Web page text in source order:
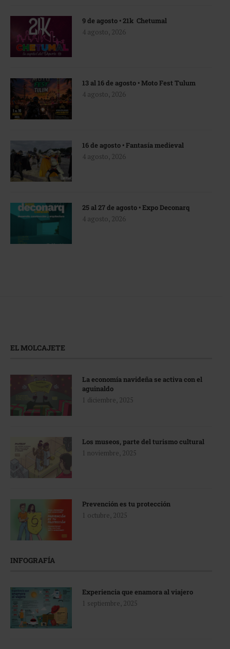
9 de agosto • 21k Chetumal
4 agosto, 2026
13 al 16 de agosto • Moto Fest Tulum
4 agosto, 2026
16 de agosto • Fantasía medieval
4 agosto, 2026
25 al 27 de agosto • Expo Deconarq
4 agosto, 2026
EL MOLCAJETE
La economía navideña se activa con el
aguinaldo
1 diciembre, 2025
Los museos, parte del turismo cultural
1 noviembre, 2025
Prevención es tu protección
1 octubre, 2025
INFOGRAFÍA
Experiencia que enamora al viajero
1 septiembre, 2025